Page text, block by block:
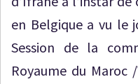
en Belgique a vu le
Session de la
Royaume du Maroc